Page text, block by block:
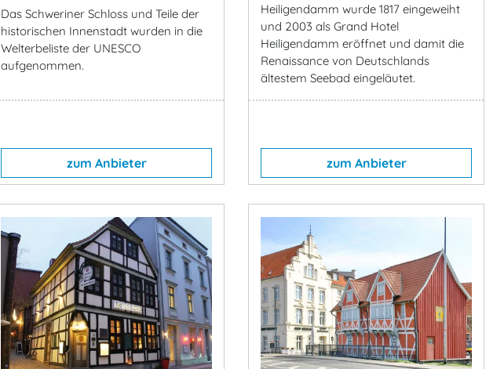
Das Schweriner Schloss und Teile der
historischen Innenstadt wurden in die
Welterbeliste der UNESCO
aufgenommen.
zum Anbieter
Heiligendamm wurde 1817 eingeweiht
und 2003 als Grand Hotel
Heiligendamm eröffnet und damit die
Renaissance von Deutschlands
ältestem Seebad eingeläutet.
zum Anbieter